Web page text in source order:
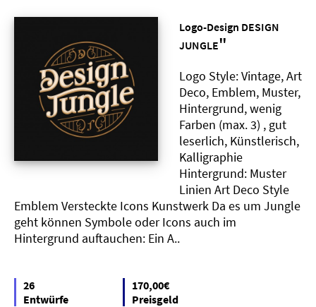
Logo-Design DESIGN
JUNGLE"
Logo Style: Vintage, Art
Deco, Emblem, Muster,
Hintergrund, wenig
Farben (max. 3) , gut
leserlich, Künstlerisch,
Kalligraphie
Hintergrund: Muster
Linien Art Deco Style
Emblem Versteckte Icons Kunstwerk Da es um Jungle
geht können Symbole oder Icons auch im
Hintergrund auftauchen: Ein A..
26
Entwürfe
170,00€
Preisgeld